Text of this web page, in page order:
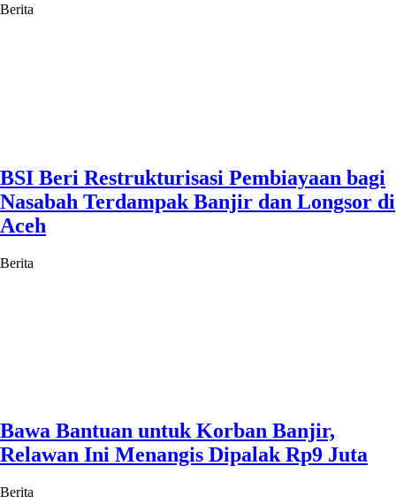
Berita
BSI Beri Restrukturisasi Pembiayaan bagi
Nasabah Terdampak Banjir dan Longsor di
Aceh
Berita
Bawa Bantuan untuk Korban Banjir,
Relawan Ini Menangis Dipalak Rp9 Juta
Berita